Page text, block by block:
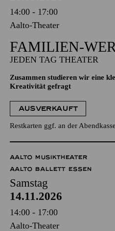
14:00 - 17:00
Aalto-Theater
FAMILIEN-
JEDEN TAG THEATER
Zusammen studieren wir eine
Kreativität gefragt
AUSVERKAUFT
Restkarten ggf. an der Abendkasse
AALTO MUSIKTHEATER
AALTO BALLETT ESSEN
Samstag
14.11.2026
14:00 - 17:00
Aalto-Theater